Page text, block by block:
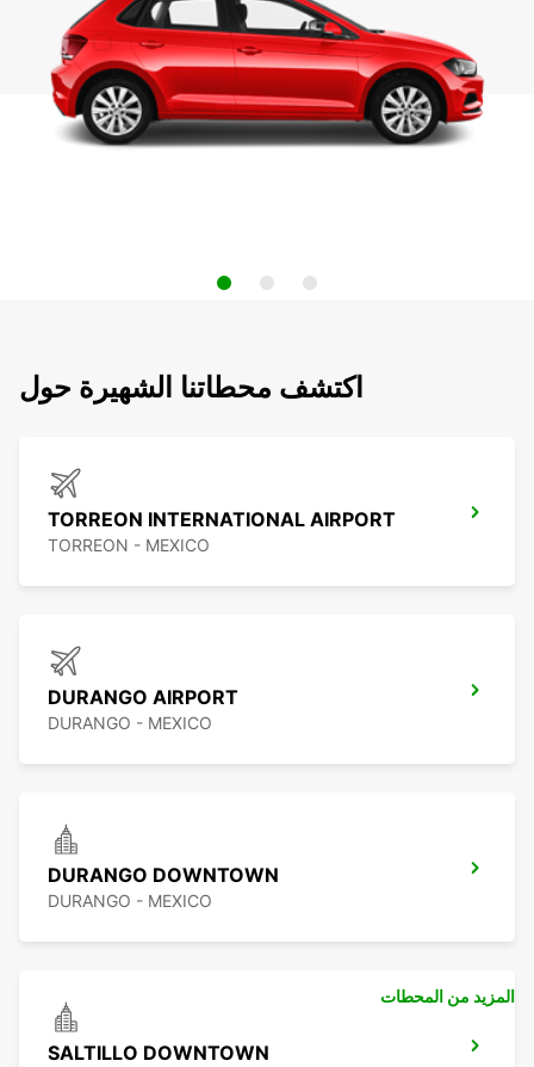
اكتشف محطاتنا الشهيرة حول
TORREON INTERNATIONAL AIRPORT
TORREON - MEXICO
DURANGO AIRPORT
DURANGO - MEXICO
DURANGO DOWNTOWN
DURANGO - MEXICO
SALTILLO DOWNTOWN
المزيد من المحطات